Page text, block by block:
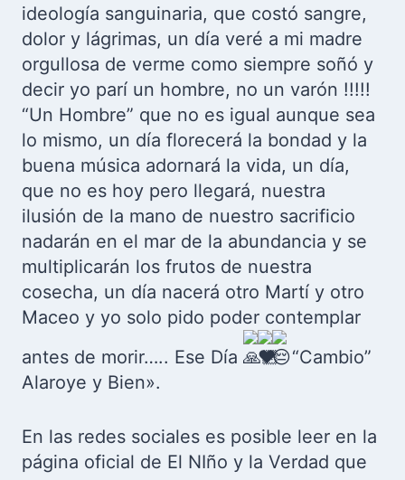
ideología sanguinaria, que costó sangre,
dolor y lágrimas, un día veré a mi madre
orgullosa de verme como siempre soñó y
decir yo parí un hombre, no un varón !!!!!
“Un Hombre” que no es igual aunque sea
lo mismo, un día florecerá la bondad y la
buena música adornará la vida, un día,
que no es hoy pero llegará, nuestra
ilusión de la mano de nuestro sacrificio
nadarán en el mar de la abundancia y se
multiplicarán los frutos de nuestra
cosecha, un día nacerá otro Martí y otro
Maceo y yo solo pido poder contemplar
antes de morir….. Ese Día
“Cambio”
Alaroye y Bien».
En las redes sociales es posible leer en la
página oficial de El NIño y la Verdad que